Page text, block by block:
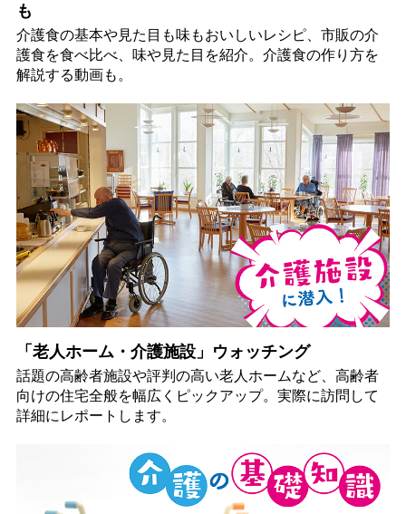
も
介護食の基本や見た目も味もおいしいレシピ、市販の介
護食を食べ比べ、味や見た目を紹介。介護食の作り方を
解説する動画も。
「老人ホーム・介護施設」ウォッチング
話題の高齢者施設や評判の高い老人ホームなど、高齢者
向けの住宅全般を幅広くピックアップ。実際に訪問して
詳細にレポートします。